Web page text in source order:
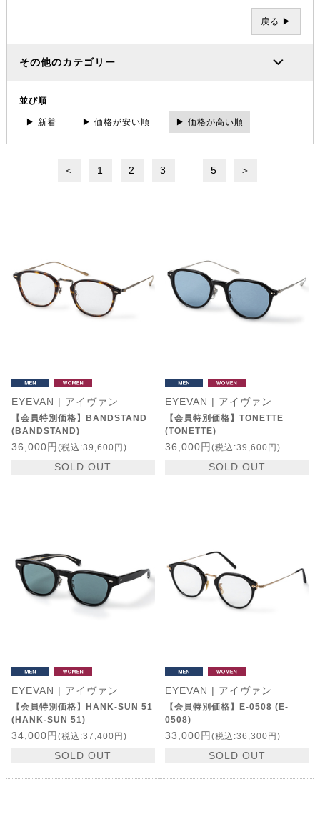
戻る ▶
その他のカテゴリー
並び順
▶ 新着 ▶ 価格が安い順 ▶ 価格が高い順
＜ 1 2 3 5 ＞
EYEVAN | アイヴァン
【会員特別価格】BANDSTAND
(BANDSTAND)
36,000円 (税込:39,600円)
SOLD OUT
EYEVAN | アイヴァン
【会員特別価格】TONETTE
(TONETTE)
36,000円 (税込:39,600円)
SOLD OUT
EYEVAN | アイヴァン
【会員特別価格】HANK-SUN 51
(HANK-SUN 51)
34,000円 (税込:37,400円)
SOLD OUT
EYEVAN | アイヴァン
【会員特別価格】E-0508 (E-
0508)
33,000円 (税込:36,300円)
SOLD OUT